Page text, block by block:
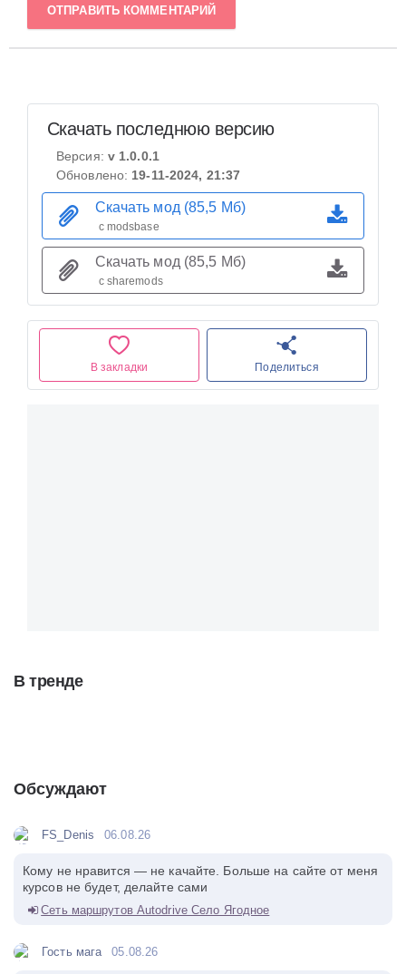
ОТПРАВИТЬ КОММЕНТАРИЙ
В закладки Поделиться
Скачать последнюю версию
Версия: v 1.0.0.1
Обновлено: 19-11-2024, 21:37
Скачать мод (85,5 Мб)
с modsbase
Скачать мод (85,5 Мб)
с sharemods
В тренде
Обсуждают
FS_Denis 06.08.26
Кому не нравится — не качайте. Больше на сайте от меня
курсов не будет, делайте сами
Сеть маршрутов Autodrive Село Ягодное
Гость мага 05.08.26